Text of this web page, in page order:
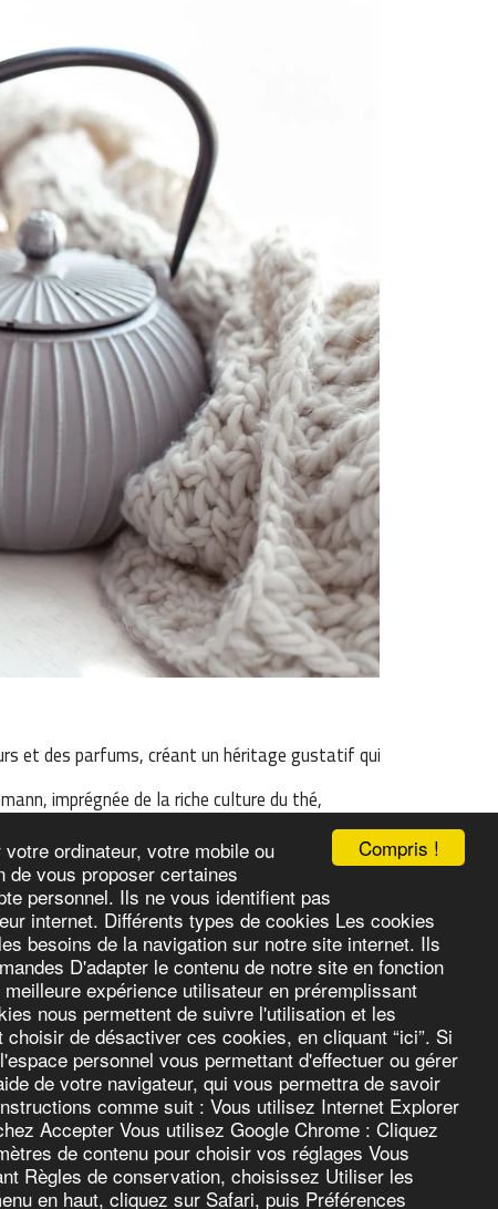
Compris !
ordinateur, votre mobile ou
de vous proposer certaines
personnel. Ils ne vous identifient pas
internet. Différents types de cookies Les cookies
besoins de la navigation sur notre site internet. Ils
D'adapter le contenu de notre site en fonction
expérience utilisateur en préremplissant
nous permettent de suivre l'utilisation et les
de désactiver ces cookies, en cliquant “ici”. Si
personnel vous permettant d'effectuer ou gérer
de votre navigateur, qui vous permettra de savoir
comme suit : Vous utilisez Internet Explorer
Accepter Vous utilisez Google Chrome : Cliquez
de contenu pour choisir vos réglages Vous
Règles de conservation, choisissez Utiliser les
en haut, cliquez sur Safari, puis Préférences
et des parfums, créant un héritage gustatif qui
imprégnée de la riche culture du thé,
décident de faire de leur amour du thé une
de l'Himalaya aux collines
pour créer des mélanges uniques.
ACCUEIL QUÉZACO LE CLUB AVANTAGES PLUS
S'ABONNER